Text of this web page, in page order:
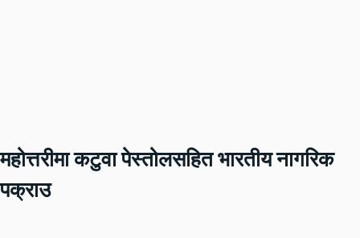
महोत्तरीमा कटुवा पेस्तोलसहित भारतीय नागरिक
पक्राउ